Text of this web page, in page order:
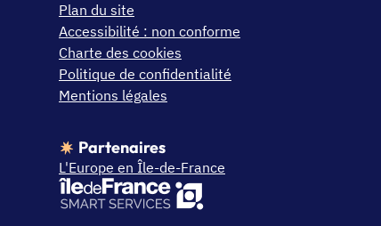
Plan du site
Accessibilité : non conforme
Charte des cookies
Politique de confidentialité
Mentions légales
Partenaires
L'Europe en Île-de-France